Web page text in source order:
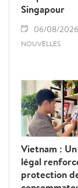
Singapour
06/08/2026
NOUVELLES
Vietnam :
légal
protection